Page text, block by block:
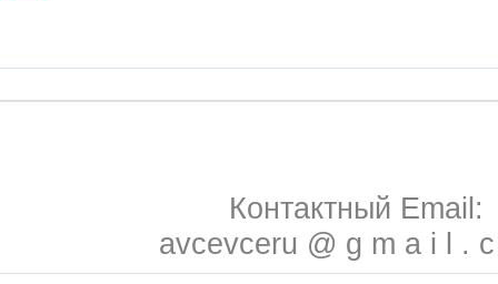
Контактный Email:
avcevceru @ g m a i l .